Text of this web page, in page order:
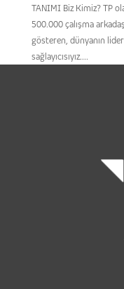
TANIMI Biz Kimiz? TP
500.000 çalışma
gösteren, dünyanın
sağlayıcısıyız....